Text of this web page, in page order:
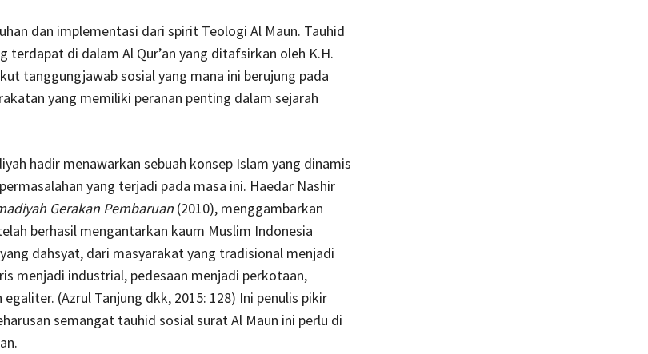
dan implementasi dari spirit Teologi Al Maun. Tauhid
terdapat di dalam Al Qur’an yang ditafsirkan oleh K.H.
tanggungjawab sosial yang mana ini berujung pada
yang memiliki peranan penting dalam sejarah
hadir menawarkan sebuah konsep Islam yang dinamis
yang terjadi pada masa ini. Haedar Nashir
Gerakan Pembaruan(2010), menggambarkan
berhasil mengantarkan kaum Muslim Indonesia
dahsyat, dari masyarakat yang tradisional menjadi
menjadi industrial, pedesaan menjadi perkotaan,
(Azrul Tanjung dkk, 2015: 128) Ini penulis pikir
semangat tauhid sosial surat Al Maun ini perlu di